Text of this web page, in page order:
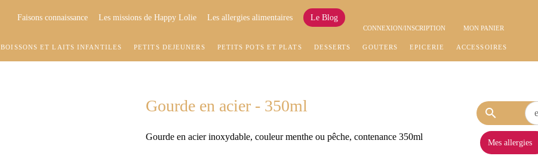
Faisons connaissance Les missions de Happy Lolie Les allergies alimentaires Le Blog
CONNEXION/INSCRIPTION MON PANIER
BOISSONS ET LAITS INFANTILES PETITS DÉJEUNERS PETITS POTS ET PLATS DESSERTS GOÛTERS EPICERIE ACCESSOIRES
Gourde en acier - 350ml
Gourde en acier inoxydable, couleur menthe ou pêche, contenance 350ml
Mes allergies
search